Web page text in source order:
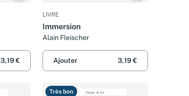
3,19 €
LIVRE
Immersion
Alain Fleischer
Ajouter 3,19 €
Très bon